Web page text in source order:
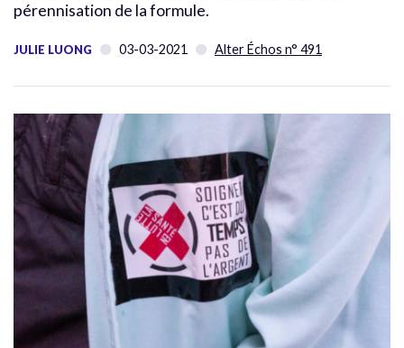
pérennisation de la formule.
JULIE LUONG 03-03-2021 Alter Échos n° 491